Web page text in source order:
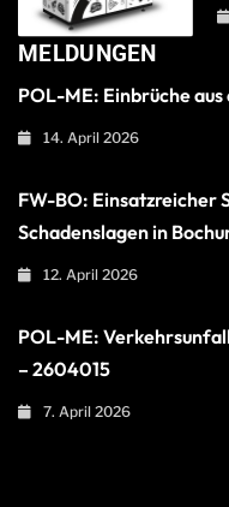
MELDUNGEN
POL-ME: Einbrüche
14. April 2026
FW-BO: Einsatzreicher
Schadenslagen in
12. April 2026
POL-ME:
– 2604015
7. April 2026